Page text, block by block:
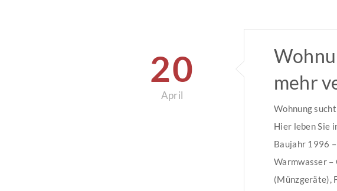
20
April
mehr
Wohnung
Hier leben Sie
Baujahr 1996
Warmwasser –
(Münzgeräte),